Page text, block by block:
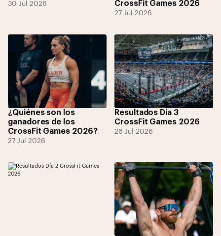
30 Jul 2026
CrossFit Games 2026
27 Jul 2026
¿Quiénes son los
ganadores de los
CrossFit Games 2026?
27 Jul 2026
Resultados Día 3
CrossFit Games 2026
26 Jul 2026